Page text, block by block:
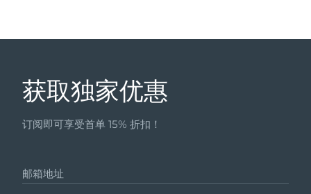
获取独家优惠
订阅即可享受首单 15% 折扣！
邮箱地址